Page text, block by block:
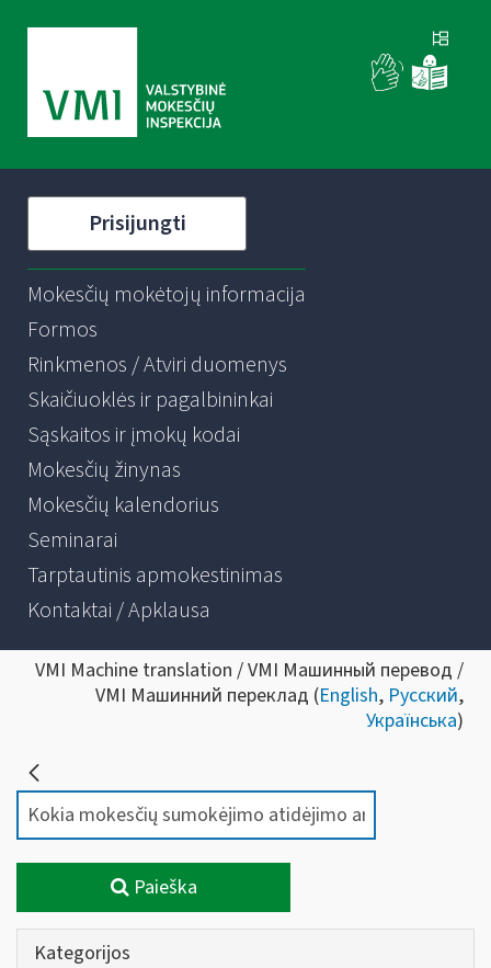
Prisijungti
Mokesčių mokėtojų informacija
Formos
Rinkmenos / Atviri duomenys
Skaičiuoklės ir pagalbininkai
Sąskaitos ir įmokų kodai
Mokesčių žinynas
Mokesčių kalendorius
Seminarai
Tarptautinis apmokestinimas
Kontaktai / Apklausa
VMI Machine translation / VMI Машинный перевод /
VMI Машинний переклад (English, Русский,
Українська)
Paieška
Kategorijos